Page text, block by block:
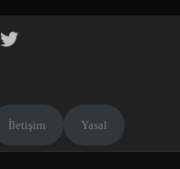
Twitter
İletişim Yasal